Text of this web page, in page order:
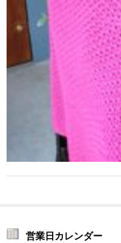
営業日カレンダー